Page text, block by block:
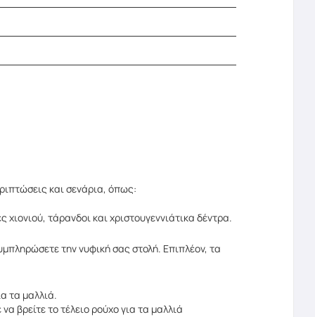
και σενάρια, όπως:
τάρανδοι και χριστουγεννιάτικα δέντρα.
την νυφική σας στολή. Επιπλέον, τα
τα μαλλιά.
βρείτε το τέλειο ρούχο για τα μαλλιά